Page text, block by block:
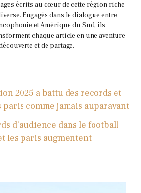
écrits au cœur de cette région riche
Engagés dans le dialogue entre
et Amérique du Sud, ils
chaque article en une aventure
et de partage.
2025 a battu des records et
paris comme jamais auparavant
d’audience dans le football
les paris augmentent